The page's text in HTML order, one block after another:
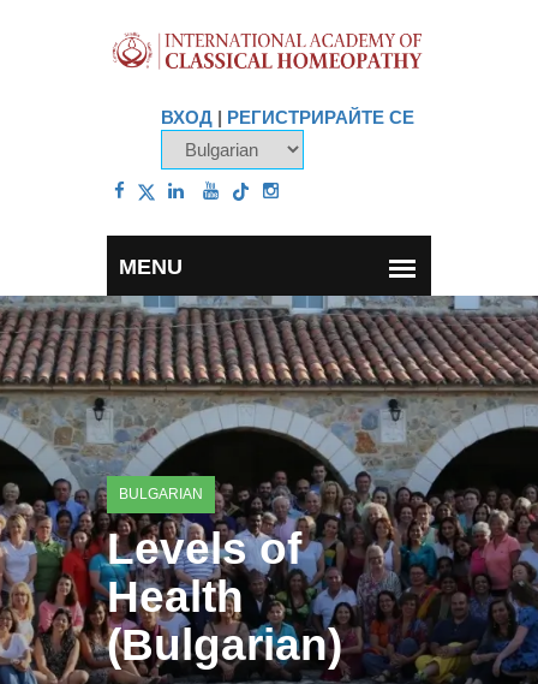
ВХОД | РЕГИСТРИРАЙТЕ СЕ
BULGARIAN
Levels of
Health
(Bulgarian)